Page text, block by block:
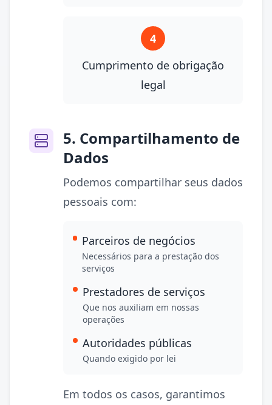
4
Cumprimento de obrigação
legal
5. Compartilhamento de
Dados
Podemos compartilhar seus dados
pessoais com:
Parceiros de negócios
Necessários para a prestação dos
serviços
Prestadores de serviços
Que nos auxiliam em nossas
operações
Autoridades públicas
Quando exigido por lei
Em todos os casos, garantimos